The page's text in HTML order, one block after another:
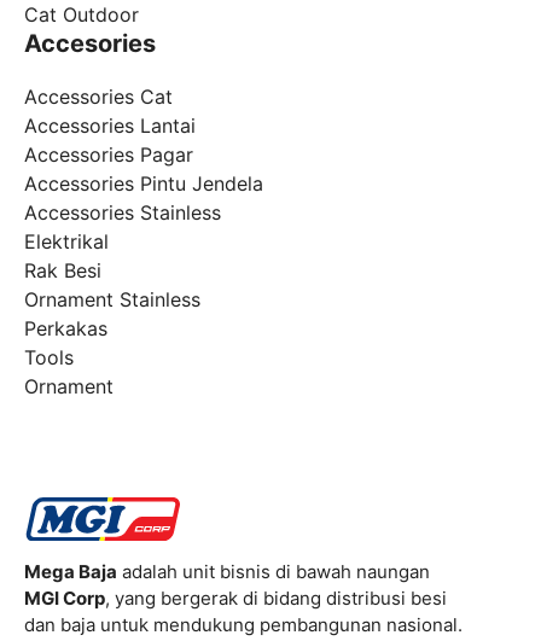
Cat Outdoor
Accesories
Accessories Cat
Accessories Lantai
Accessories Pagar
Accessories Pintu Jendela
Accessories Stainless
Elektrikal
Rak Besi
Ornament Stainless
Perkakas
Tools
Ornament
Mega Baja adalah unit bisnis di bawah naungan
MGI Corp, yang bergerak di bidang distribusi besi
dan baja untuk mendukung pembangunan nasional.